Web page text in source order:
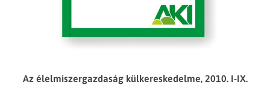
Az élelmiszergazdaság külkereskedelme, 2010. I-IX.